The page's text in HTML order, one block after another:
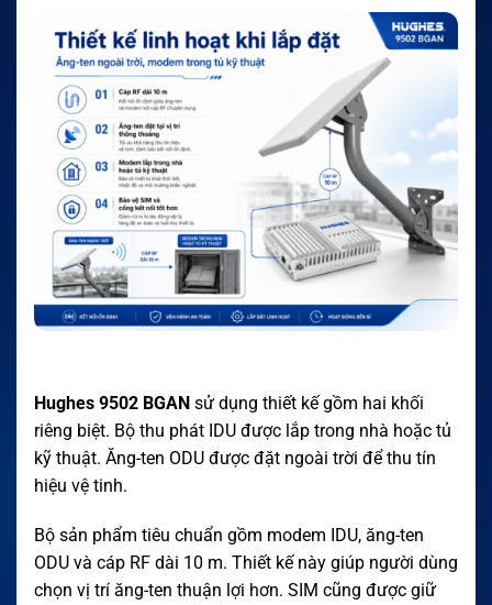
Hughes 9502 BGAN sử dụng thiết kế gồm hai khối
riêng biệt. Bộ thu phát IDU được lắp trong nhà hoặc tủ
kỹ thuật. Ăng-ten ODU được đặt ngoài trời để thu tín
hiệu vệ tinh.
Bộ sản phẩm tiêu chuẩn gồm modem IDU, ăng-ten
ODU và cáp RF dài 10 m. Thiết kế này giúp người dùng
chọn vị trí ăng-ten thuận lợi hơn. SIM cũng được giữ